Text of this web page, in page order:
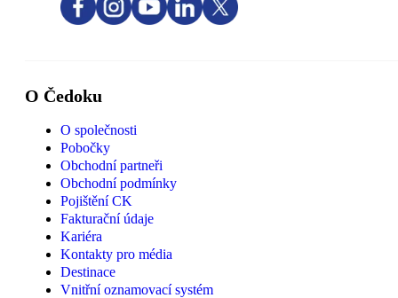
O Čedoku
O společnosti
Pobočky
Obchodní partneři
Obchodní podmínky
Pojištění CK
Fakturační údaje
Kariéra
Kontakty pro média
Destinace
Vnitřní oznamovací systém